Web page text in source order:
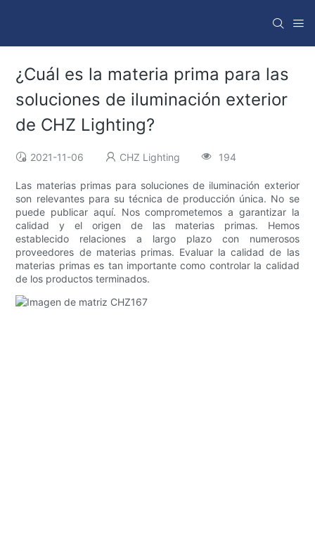
¿Cuál es la materia prima para las
soluciones de iluminación exterior
de CHZ Lighting?
2021-11-06 CHZ Lighting 194
Las materias primas para soluciones de iluminación exterior
son relevantes para su técnica de producción única. No se
puede publicar aquí. Nos comprometemos a garantizar la
calidad y el origen de las materias primas. Hemos
establecido relaciones a largo plazo con numerosos
proveedores de materias primas. Evaluar la calidad de las
materias primas es tan importante como controlar la calidad
de los productos terminados.